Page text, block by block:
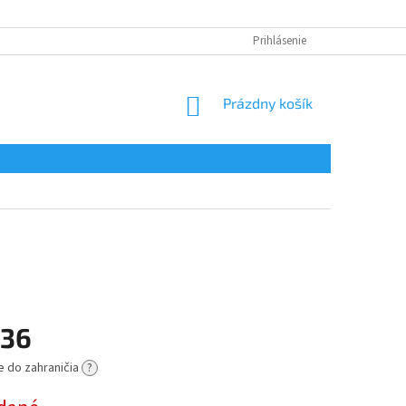
Prihlásenie
NÁKUPNÝ
Prázdny košík
do zahraničia ?